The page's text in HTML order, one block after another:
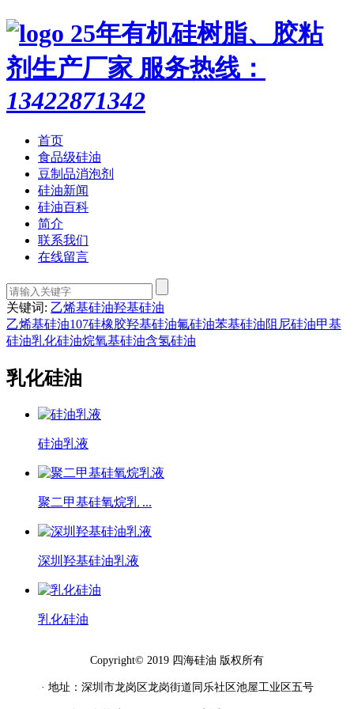
25年有机硅树脂、胶粘
剂生产厂家 服务热线：
13422871342
首页
食品级硅油
豆制品消泡剂
硅油新闻
硅油百科
简介
联系我们
在线留言
关键词: 乙烯基硅油羟基硅油
乙烯基硅油107硅橡胶羟基硅油氟硅油苯基硅油阻尼硅油甲基
硅油乳化硅油烷氧基硅油含氢硅油
乳化硅油
硅油乳液
聚二甲基硅氧烷乳 ...
深圳羟基硅油乳液
乳化硅油
Copyright© 2019 四海硅油 版权所有
· 地址：深圳市龙岗区龙岗街道同乐社区池屋工业区五号